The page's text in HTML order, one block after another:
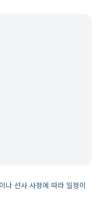
나 선사 사정에 따라 일정이